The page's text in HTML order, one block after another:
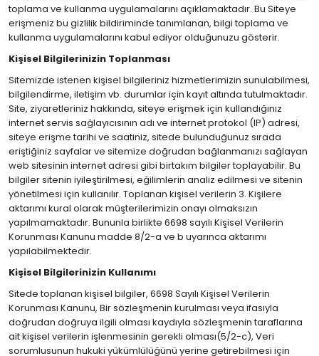
toplama ve kullanma uygulamalarını açıklamaktadır. Bu Siteye
erişmeniz bu gizlilik bildiriminde tanımlanan, bilgi toplama ve
kullanma uygulamalarını kabul ediyor olduğunuzu gösterir.
Kişisel Bilgilerinizin Toplanması
Sitemizde istenen kişisel bilgileriniz hizmetlerimizin sunulabilmesi,
bilgilendirme, iletişim vb. durumlar için kayıt altında tutulmaktadır.
Site, ziyaretleriniz hakkında, siteye erişmek için kullandığınız
internet servis sağlayıcısının adı ve internet protokol (IP) adresi,
siteye erişme tarihi ve saatiniz, sitede bulunduğunuz sırada
eriştiğiniz sayfalar ve sitemize doğrudan bağlanmanızı sağlayan
web sitesinin internet adresi gibi birtakım bilgiler toplayabilir. Bu
bilgiler sitenin iyileştirilmesi, eğilimlerin analiz edilmesi ve sitenin
yönetilmesi için kullanılır. Toplanan kişisel verilerin 3. Kişilere
aktarımı kural olarak müşterilerimizin onayı olmaksızın
yapılmamaktadır. Bununla birlikte 6698 sayılı Kişisel Verilerin
Korunması Kanunu madde 8/2-a ve b uyarınca aktarımı
yapılabilmektedir.
Kişisel Bilgilerinizin Kullanımı
Sitede toplanan kişisel bilgiler, 6698 Sayılı Kişisel Verilerin
Korunması Kanunu, Bir sözleşmenin kurulması veya ifasıyla
doğrudan doğruya ilgili olması kaydıyla sözleşmenin taraflarına
ait kişisel verilerin işlenmesinin gerekli olması(5/2-c), Veri
sorumlusunun hukuki yükümlülüğünü yerine getirebilmesi için